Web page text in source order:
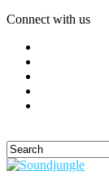
Connect with us